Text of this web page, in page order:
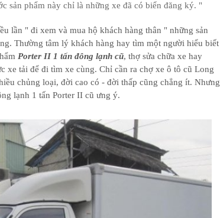
sản phẩm này chỉ là những xe đã có biển đăng ký. "
lần " đi xem và mua hộ khách hàng thân " những sản
Thường tâm lý khách hàng hay tìm một người hiểu biết
Porter II 1 tấn đông lạnh cũ, thợ sửa chữa xe hay
xe tải để đi tìm xe cùng. Chỉ cần ra chợ xe ô tô cũ Long
chủng loại, đời cao có - đời thấp cũng chẳng ít. Nhưng
lạnh 1 tấn Porter II cũ ưng ý.